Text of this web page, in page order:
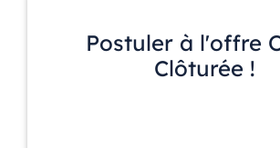
Postuler à l'offre
Clôturée !